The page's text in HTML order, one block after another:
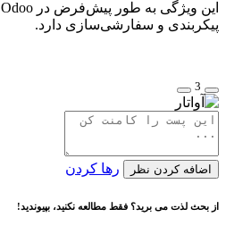
پیکربندی و سفارشی‌سازی دارد.
3
اضافه کردن نظر رها کردن
از بحث لذت می برید؟ فقط مطالعه نکنید، بپیوندید!